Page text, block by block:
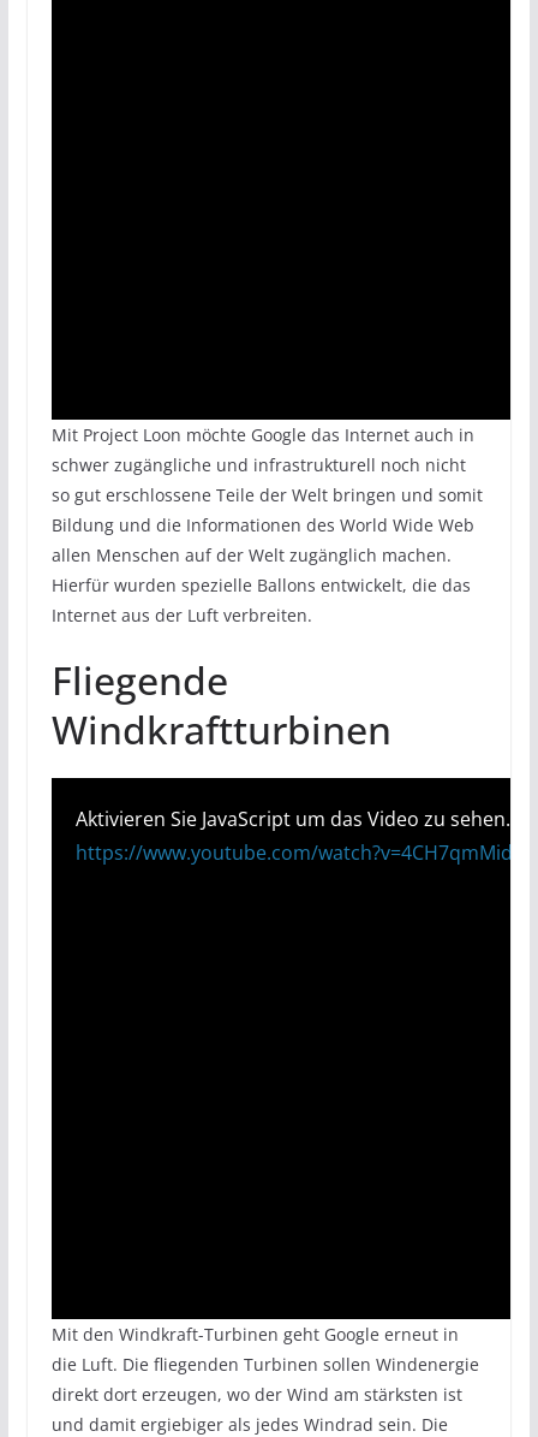
Mit Project Loon möchte Google das Internet auch in
schwer zugängliche und infrastrukturell noch nicht
so gut erschlossene Teile der Welt bringen und somit
Bildung und die Informationen des World Wide Web
allen Menschen auf der Welt zugänglich machen.
Hierfür wurden spezielle Ballons entwickelt, die das
Internet aus der Luft verbreiten.
Fliegende
Windkraftturbinen
Aktivieren Sie JavaScript um das Video zu sehen.
https://www.youtube.com/watch?v=4CH7qmMid5g
Mit den Windkraft-Turbinen geht Google erneut in
die Luft. Die fliegenden Turbinen sollen Windenergie
direkt dort erzeugen, wo der Wind am stärksten ist
und damit ergiebiger als jedes Windrad sein. Die